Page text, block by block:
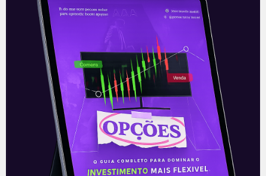
Voz de prisão na CPI da Covid-
19
A CPI (Comissão Parlamentar de
Inquérito) da Covid-19 segue com ânimos
acalorados no Senado Federal. Nesta
quarta-feira (7), houve a primeira prisão
em flagrante determinada